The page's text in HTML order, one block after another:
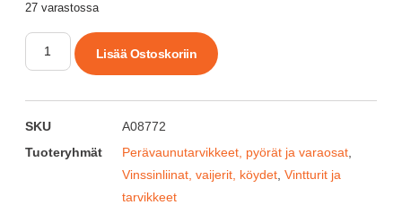
27 varastossa
Lisää Ostoskoriin
SKU
A08772
Tuoteryhmät
Perävaunutarvikkeet, pyörät ja varaosat
Vinssinliinat, vaijerit, köydet Vintturit ja
tarvikkeet